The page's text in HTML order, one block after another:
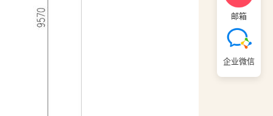
邮箱
企业微信